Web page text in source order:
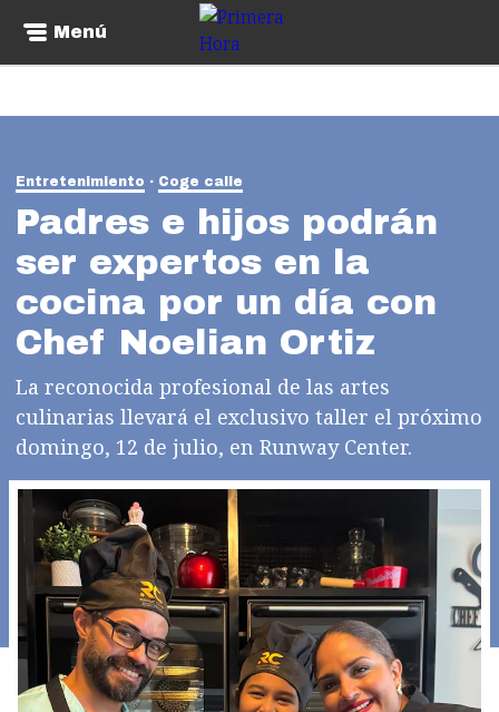
Menú
Entretenimiento Coge calle
Padres e hijos podrán
ser expertos en la
cocina por un día con
Chef Noelian Ortiz
La reconocida profesional de las artes
culinarias llevará el exclusivo taller el próximo
domingo, 12 de julio, en Runway Center.